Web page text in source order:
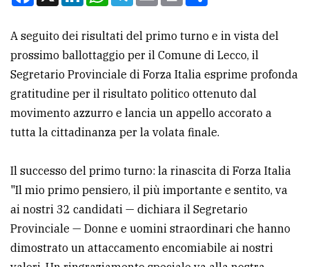
CERCA
Cerca
per
comune
avanzata
ALTRE
TESTATE
A seguito dei risultati del primo turno e in vista del
prossimo ballottaggio per il Comune di Lecco, il
Segretario Provinciale di Forza Italia esprime profonda
gratitudine per il risultato politico ottenuto dal
movimento azzurro e lancia un appello accorato a
tutta la cittadinanza per la volata finale.
Il successo del primo turno: la rinascita di Forza Italia
"Il mio primo pensiero, il più importante e sentito, va
ai nostri 32 candidati — dichiara il Segretario
Provinciale — Donne e uomini straordinari che hanno
dimostrato un attaccamento encomiabile ai nostri